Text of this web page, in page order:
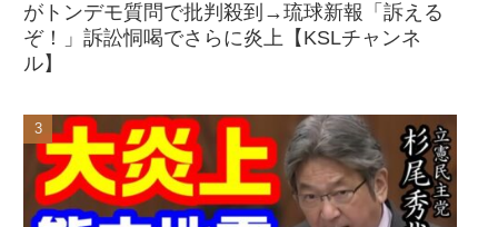
がトンデモ質問で批判殺到→琉球新報「訴える
ぞ！」訴訟恫喝でさらに炎上【KSLチャンネ
ル】